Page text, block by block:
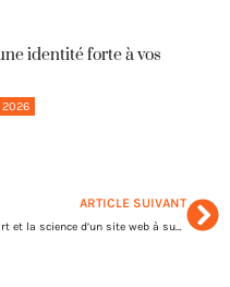
identité forte à vos
2026
ARTICLE SUIVANT
L’art et la science d’un site web à succès massif